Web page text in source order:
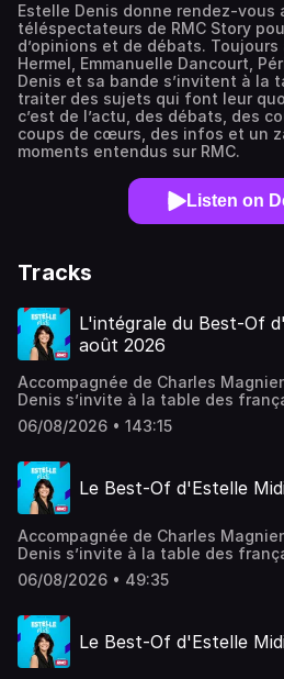
Estelle Denis donne rendez-vous
téléspectateurs de RMC Story
d’opinions et de débats.
Hermel, Emmanuelle Dancourt,
Denis et sa bande s’invitent à la
traiter des sujets qui font leur
c’est de l’actu, des débats, des
coups de cœurs, des infos et un
moments entendus sur RMC.
Listen on
Tracks
L'intégrale du Best-Of
août 2026
Accompagnée de Charles
Denis s’invite à la table des
sujets qui font leur quotidien.
débats, coup de gueule, coups
06/08/2026 • 143:15
Le Best-Of d'Estelle
Accompagnée de Charles
Denis s’invite à la table des
sujets qui font leur quotidien.
débats, coup de gueule, coups
06/08/2026 • 49:35
Le Best-Of d'Estelle